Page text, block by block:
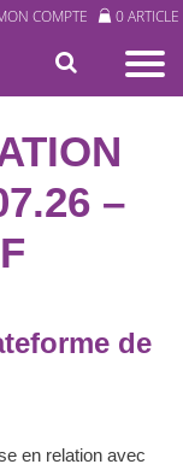
COMPTE 0 ARTICLE
–
de
en relation avec